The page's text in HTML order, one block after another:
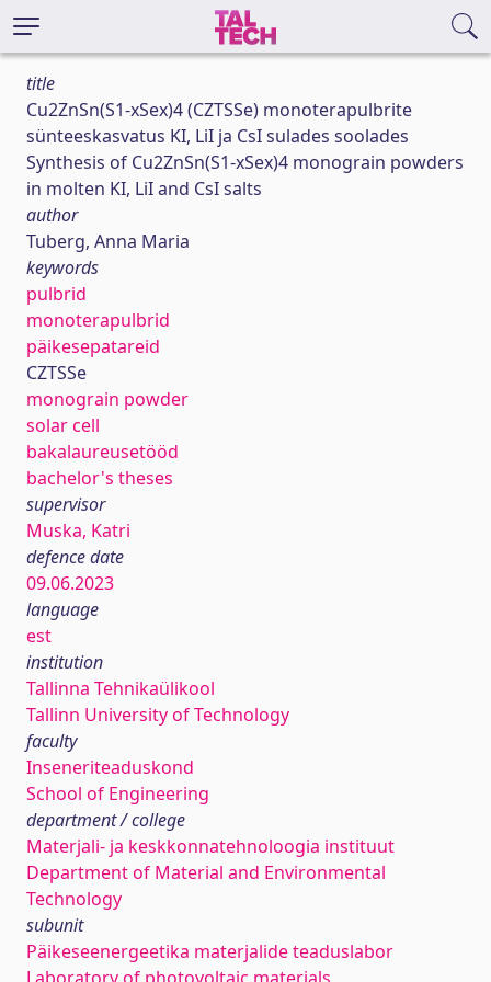
title
Cu2ZnSn(S1-xSex)4 (CZTSSe) monoterapulbrite
sünteeskasvatus KI, LiI ja CsI sulades soolades
Synthesis of Cu2ZnSn(S1-xSex)4 monograin powders
in molten KI, LiI and CsI salts
author
Tuberg, Anna Maria
keywords
pulbrid
monoterapulbrid
päikesepatareid
CZTSSe
monograin powder
solar cell
bakalaureusetööd
bachelor's theses
supervisor
Muska, Katri
defence date
09.06.2023
language
est
institution
Tallinna Tehnikaülikool
Tallinn University of Technology
faculty
Inseneriteaduskond
School of Engineering
department / college
Materjali- ja keskkonnatehnoloogia instituut
Department of Material and Environmental
Technology
subunit
Päikeseenergeetika materjalide teaduslabor